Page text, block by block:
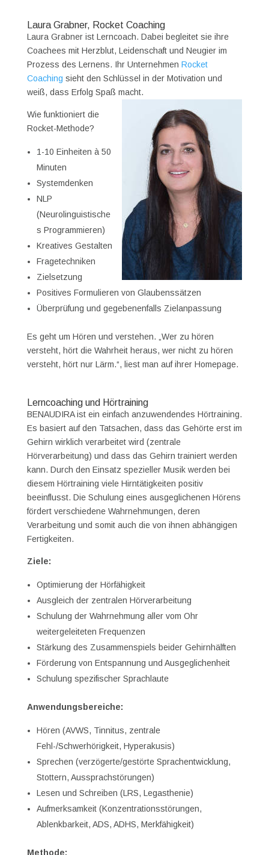
Laura Grabner, Rocket Coaching
Laura Grabner ist Lerncoach. Dabei begleitet sie ihre
Coachees mit Herzblut, Leidenschaft und Neugier im
Prozess des Lernens. Ihr Unternehmen Rocket
Coaching sieht den Schlüssel in der Motivation und
weiß, dass Erfolg Spaß macht.
Wie funktioniert die
Rocket-Methode?
1-10 Einheiten à 50
Minuten
Systemdenken
NLP
(Neurolinguistische
s Programmieren)
Kreatives Gestalten
Fragetechniken
Zielsetzung
Positives Formulieren von Glaubenssätzen
Überprüfung und gegebenenfalls Zielanpassung
Es geht um Hören und verstehen. „Wer zu hören
versteht, hört die Wahrheit heraus, wer nicht zu hören
versteht, hört nur Lärm.“, liest man auf ihrer Homepage.
Lerncoaching und Hörtraining
BENAUDIRA ist ein einfach anzuwendendes Hörtraining.
Es basiert auf den Tatsachen, dass das Gehörte erst im
Gehirn wirklich verarbeitet wird (zentrale
Hörverarbeitung) und dass das Gehirn trainiert werden
kann. Durch den Einsatz spezieller Musik werden bei
diesem Hörtraining viele Hirntätigkeiten positiv
beeinflusst. Die Schulung eines ausgeglichenen Hörens
fördert verschiedene Wahrnehmungen, deren
Verarbeitung und somit auch die von ihnen abhängigen
Fertigkeiten.
Ziele:
Optimierung der Hörfähigkeit
Ausgleich der zentralen Hörverarbeitung
Schulung der Wahrnehmung aller vom Ohr
weitergeleiteten Frequenzen
Stärkung des Zusammenspiels beider Gehirnhälften
Förderung von Entspannung und Ausgeglichenheit
Schulung spezifischer Sprachlaute
Anwendungsbereiche:
Hören (AVWS, Tinnitus, zentrale
Fehl-/Schwerhörigkeit, Hyperakusis)
Sprechen (verzögerte/gestörte Sprachentwicklung,
Stottern, Aussprachstörungen)
Lesen und Schreiben (LRS, Legasthenie)
Aufmerksamkeit (Konzentrationsstörungen,
Ablenkbarkeit, ADS, ADHS, Merkfähigkeit)
Methode: